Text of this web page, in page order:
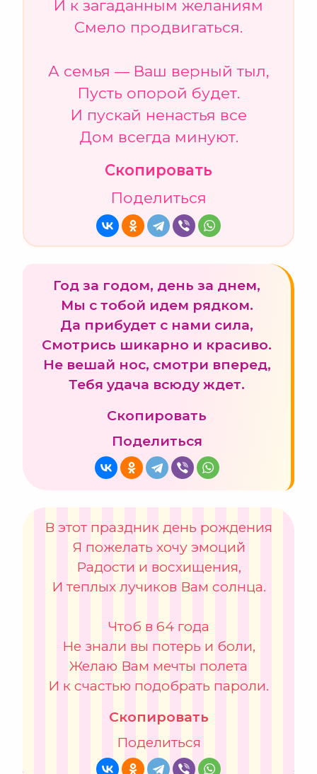
И к загаданным желаниям
Смело продвигаться.
А семья — Ваш верный тыл,
Пусть опорой будет.
И пускай ненастья все
Дом всегда минуют.
Скопировать
Поделиться
Год за годом, день за днем,
Мы с тобой идем рядком.
Да прибудет с нами сила,
Смотрись шикарно и красиво.
Не вешай нос, смотри вперед,
Тебя удача всюду ждет.
Скопировать
Поделиться
В этот праздник день рождения
Я пожелать хочу эмоций
Радости и восхищения,
И теплых лучиков Вам солнца.
Чтоб в 64 года
Не знали вы потерь и боли,
Желаю Вам мечты полета
И к счастью подобрать пароли.
Скопировать
Поделиться